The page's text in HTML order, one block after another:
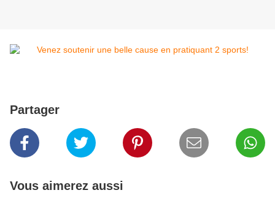
Partager
Vous aimerez aussi